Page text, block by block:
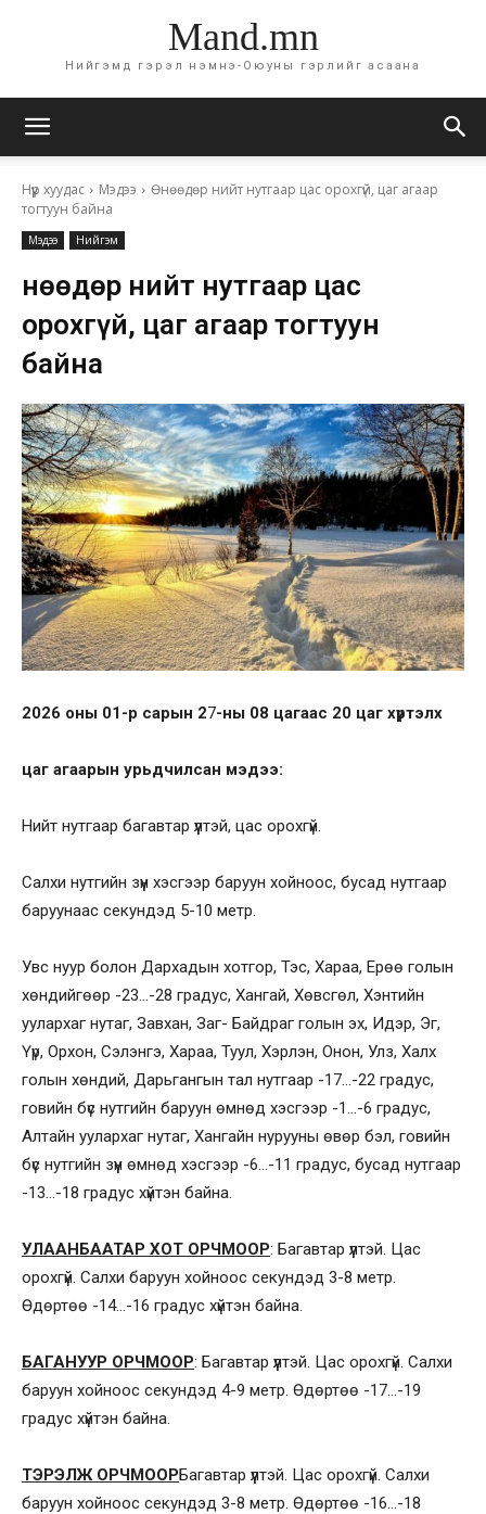
Mand.mn
Нийгэмд гэрэл нэмнэ-Оюуны гэрлийг асаана
Нүүр хуудас Мэдээ
Өнөөдөр нийт нутгаар цас орохгүй, цаг агаар
тогтуун байна
Мэдээ Нийгэм
Өнөөдөр нийт нутгаар цас
орохгүй, цаг агаар тогтуун
байна
2026 оны 01-р сарын 27-ны 08 цагаас 20 цаг хүртэлх
цаг агаарын урьдчилсан мэдээ:
Нийт нутгаар багавтар үүлтэй, цас орохгүй.
Салхи нутгийн зүүн хэсгээр баруун хойноос, бусад нутгаар
баруунаас секундэд 5-10 метр.
Увс нуур болон Дархадын хотгор, Тэс, Хараа, Ерөө голын
хөндийгөөр -23…-28 градус, Хангай, Хөвсгөл, Хэнтийн
уулархаг нутаг, Завхан, Заг- Байдраг голын эх, Идэр, Эг,
Үүр, Орхон, Сэлэнгэ, Хараа, Туул, Хэрлэн, Онон, Улз, Халх
голын хөндий, Дарьгангын тал нутгаар -17…-22 градус,
говийн бүс нутгийн баруун өмнөд хэсгээр -1…-6 градус,
Алтайн уулархаг нутаг, Хангайн нурууны өвөр бэл, говийн
бүс нутгийн зүүн өмнөд хэсгээр -6…-11 градус, бусад нутгаар
-13…-18 градус хүйтэн байна.
УЛААНБААТАР ХОТ ОРЧМООР: Багавтар үүлтэй. Цас
орохгүй. Салхи баруун хойноос секундэд 3-8 метр.
Өдөртөө -14…-16 градус хүйтэн байна.
БАГАНУУР ОРЧМООР: Багавтар үүлтэй. Цас орохгүй. Салхи
баруун хойноос секундэд 4-9 метр. Өдөртөө -17…-19
градус хүйтэн байна.
ТЭРЭЛЖ ОРЧМООРБагавтар үүлтэй. Цас орохгүй. Салхи
баруун хойноос секундэд 3-8 метр. Өдөртөө -16…-18